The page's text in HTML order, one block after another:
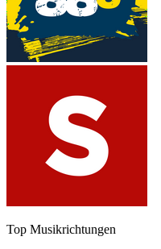
Top Musikrichtungen